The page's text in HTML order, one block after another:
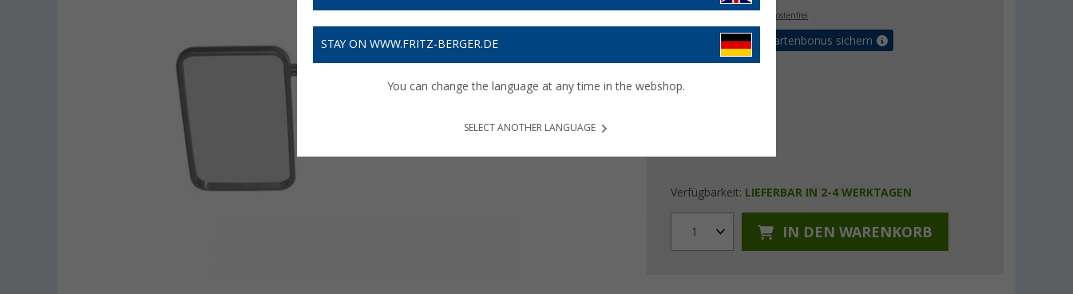
versandkostenfrei
Bis zu 5% Vorteilskartenbonus sichern
Verfügbarkeit: LIEFERBAR IN 2-4 WERKTAGEN
1 IN DEN WARENKORB
STAY ON WWW.FRITZ-BERGER.DE
You can change the language at any time in the webshop.
SELECT ANOTHER LANGUAGE